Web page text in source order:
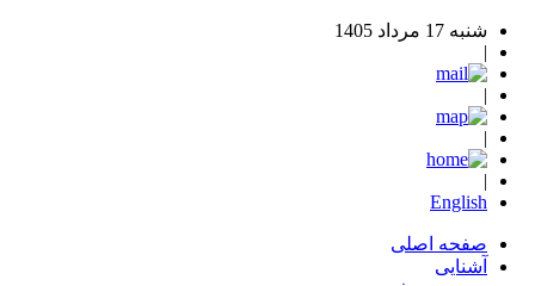
شنبه 17 مرداد 1405
English
صفحه اصلی
آشنایی